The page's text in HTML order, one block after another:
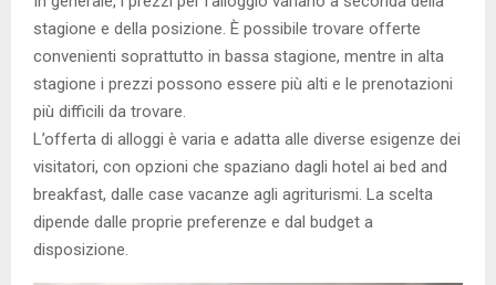
stagione e della posizione. È possibile trovare offerte
convenienti soprattutto in bassa stagione, mentre in alta
stagione i prezzi possono essere più alti e le prenotazioni
più difficili da trovare.
L’offerta di alloggi è varia e adatta alle diverse esigenze dei
visitatori, con opzioni che spaziano dagli hotel ai bed and
breakfast, dalle case vacanze agli agriturismi. La scelta
dipende dalle proprie preferenze e dal budget a
disposizione.